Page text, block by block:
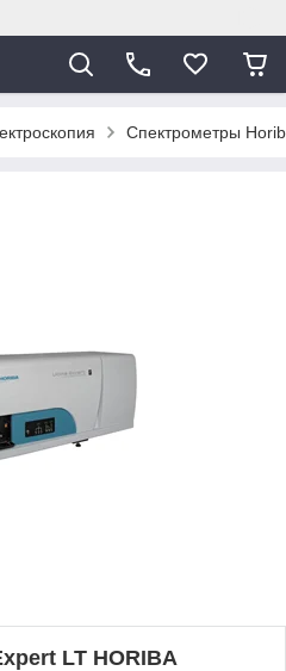
Спектрометры
LT HORIBA